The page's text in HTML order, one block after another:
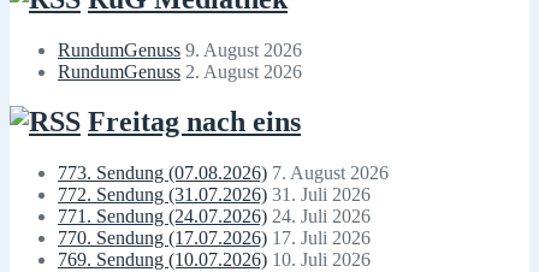
RundumGenuss 9. August 2026
RundumGenuss 2. August 2026
Freitag nach eins
773. Sendung (07.08.2026) 7. August 2026
772. Sendung (31.07.2026) 31. Juli 2026
771. Sendung (24.07.2026) 24. Juli 2026
770. Sendung (17.07.2026) 17. Juli 2026
769. Sendung (10.07.2026) 10. Juli 2026